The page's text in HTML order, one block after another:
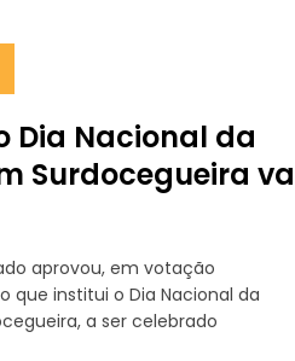
Dia Nacional da
Surdocegueira
aprovou, em votação
que institui o Dia Nacional da
a ser celebrado